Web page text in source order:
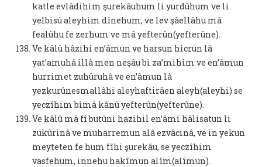
katle evlâdihim şurekâuhum li yurdûhum ve li
yelbisû aleyhim dînehum, ve lev şâellâhu mâ
fealûhu fe zerhum ve mâ yefterûn(yefterûne).
Ve kâlû hâzihi en’âmun ve harsun hicrun lâ
yat’amuhâ illâ men neşâu bi za’mihim ve en’âmun
hurrimet zuhûruhâ ve en’âmun lâ
yezkurûnesmallâhi aleyhaftirâen aleyh(aleyhi) se
yeczîhim bimâ kânû yefterûn(yefterûne).
Ve kâlû mâ fî butûni hazihil en’âmi hâlisatun li
zukûrinâ ve muharremun alâ ezvâcinâ, ve in yekun
meyteten fe hum fîhi şurekâu, se yeczîhim
vasfehum, innehu hakîmun alîm(alîmun).